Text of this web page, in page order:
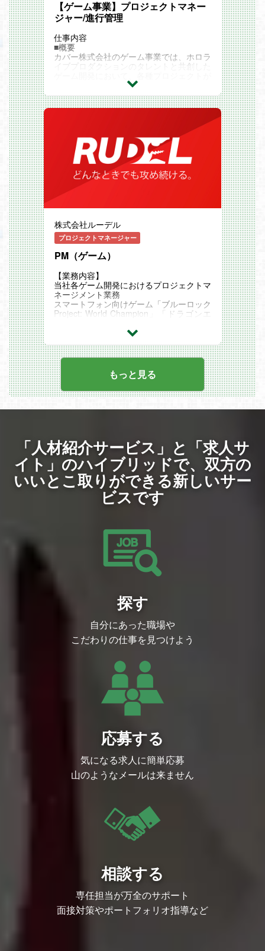
理
ゲームバランスの設計
制作物の最終チェック及びクオリティコン
トロール
KPIや各種データなどの数字分析
社内外各所との折衝交渉
自社オリジナルタイトルと、他社IPタイト
ルを、バランス良く立ち上げ運営。
また、英語圏・中華圏などを中心に海外展
開も積極的に行っていきます。
【ゲーム事業】プロジェクトマネー
ジャー/進行管理
仕事内容
■概要
カバー株式会社のゲーム事業では、ホロラ
イブプロダクションのタレントと共創した
プロジェクトの成功のためには社内部署連
携及び開発パートナー企業との円滑なパー
プロジェクトマネジメント・進行管理・監
本ポジションでは、シニアのプロジェクト
マネージャー（PM）の方はもちろん、将
来的にPMへとステップアップしたい進行
管理経験者の方まで幅広く募集します。
進行管理としては最初は担当プロジェクト
のゲームアセット（楽曲制作、MV、ボイ
ス収録等）の進行管理から携わっていただ
き、将来的には社内メンバーを率いるプロ
ジェクトマネージャー（PM）を目指して
いただける環境です。
プロジェクトを円滑に前へ進める中核とし
て活躍していただきますので、これまでに
培ったPM・進行管理キャリアを活かして
■業務内容
進行中の各種ゲーム開発プロジェクトにお
いて適性に応じて下記プロジェクトマネジ
メントあるいは進行管理をお任せします。
【プロジェクトマネジメント】
・予算管理・コントロール
・リスク検討・把握
・アセット管理・監修フローにおける業務
プロセスの改善
・課題やボトルネックの早期抽出、リスク
管理、進行プロセスの標準化・仕組み化
【進行管理】
ッパー、クリエイター、社内制作部署）と
の折衝
将来的には、より大規模なプロジェクトの
統括や組織マネジメントなどのキャリアに
挑戦することが可能です！
・『hololive Dreams』公式サイト
・熱意や愛情をもって業務に取り組んでい
・ゲーム、アニメ、音楽などのエンタメ業
界におけるプロジェクトマネジメントまた
は制作進行管理の実務経験3年以上
・ステークホルダーと円滑に連携できる高
・ゲーム会社でのIPタイトル（モバイルゲ
運用までの経験
・イラスト、3D、映像などのアセット管
理、および複数社を横断する監修フローの
・複雑な進行情報や要件を体系化（スライ
ドや表形式）し、チームへ分かりやすく落
・パブリッシャー側での外部デベロッパー
管理、または受託開発会社でのブリッジP
・当社のMISSION/VALUEに共感いただけ
・論理的に物事を伝えられる方
・チームワークを大切にできる方
・主体的にものごとを考え、自ら行動でき
・変化に柔軟に対応し、臨機応変に判断で
・現場の手触り（制作工程）を理解した上
で、計画をロジカルに推進できる方
・突発的な不確実要素や緊急トラブルに対
株式会社ルーデル
プロジェクトマネージャー
PM（ゲーム）
【業務内容】
当社各ゲーム開発におけるプロジェクトマ
ネージメント業務
スマートフォン向けゲーム「ブルーロック
Project: World Champion」「ドラゴンエ
「任侠伝」「ドラゴンスマッシュ」および
新規開発タイトルのプロジェクトマネージ
メント業務となります。
業務内容は以下の通りです。
・プロジェクトのコミュニケーションや開
発フローの立案/実行
・プロジェクトの進行管理/推進業務
・プロジェクトのリスク管理
・異なる部門間のコミュニケーションの促
進/円滑化
・チームの管理と編成最適化
・障害時対応のフォロー
使用ツールとしては以下の通りです。
ツール：GitHub / Slack / JIRA / Confluenc
もっと見る
「人材紹介サービス」と「求人サ
イト」のハイブリッドで、双方の
いいとこ取りができる新しいサー
ビスです
探す
自分にあった職場や
こだわりの仕事を見つけよう
応募する
気になる求人に簡単応募
山のようなメールは来ません
相談する
専任担当が万全のサポート
面接対策やポートフォリオ指導など